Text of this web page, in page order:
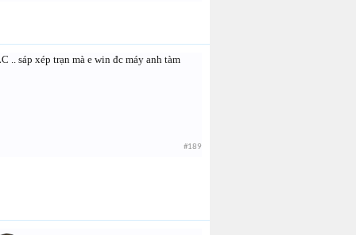
.. sáp xép trạn mà e win đc máy anh tàm
#189